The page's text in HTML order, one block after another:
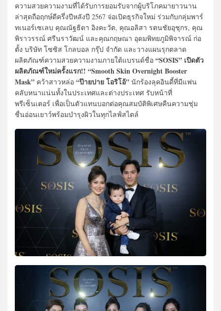
ความสวยความงามที่ได้รับการยอมรับจากผู้บริโภคมายาวนาน
ล่าสุดถือฤกษ์ดีครึ่งปีหลังปี 2567 จ่อเปิดธุรกิจใหม่ ร่วมกับกลุ่มพาร์
ทเนอร์เซเลบ คุณณัฐธิดา อิงคะวัต, คุณอลิสา รตนชัยอุชุกร, คุณ
พิราวรรณ์ ศรีนราวัฒน์ และคุณกฤษณา อุดมพิทยภูมิพิจารณ์ ก่อ
ตั้ง บริษัท โซซิส โกลบอล กรุ๊ป จำกัด และวางแผนรุกตลาด
ผลิตภัณฑ์ความสวยความงามภายใต้แบรนด์ชื่อ “SOSIS” เปิดตัว
ผลิตภัณฑ์ใหม่ครั้งแรก!! “Smooth Skin Overnight Booster
Mask” คว้าสาวหล่อ “ป๊ายปาย โอริโอ้” นักร้องลุคอินดี้ที่มีแฟน
คลับหนาแน่นทั้งในประเทศและต่างประเทศ รับหน้าที่
พรีเซ็นเตอร์ เพื่อเป็นตัวแทนบอกต่อคุณสมบัติพิเศษคืนความชุ่ม
ชื่นอ่อนเยาว์พร้อมบำรุงผิวในทุกไลฟ์สไตล์